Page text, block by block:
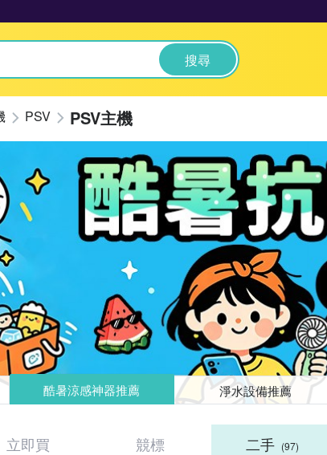
搜尋
PSV PSV主機
酷暑涼感神器推薦 淨水設備推薦
立即買 競標 二手 (97)